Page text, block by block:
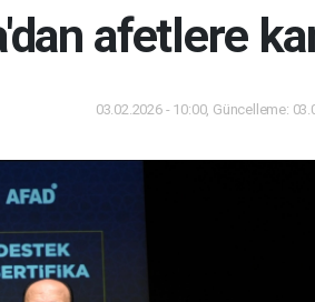
afetlere
03.02.2026 - 10:00, Güncelleme: